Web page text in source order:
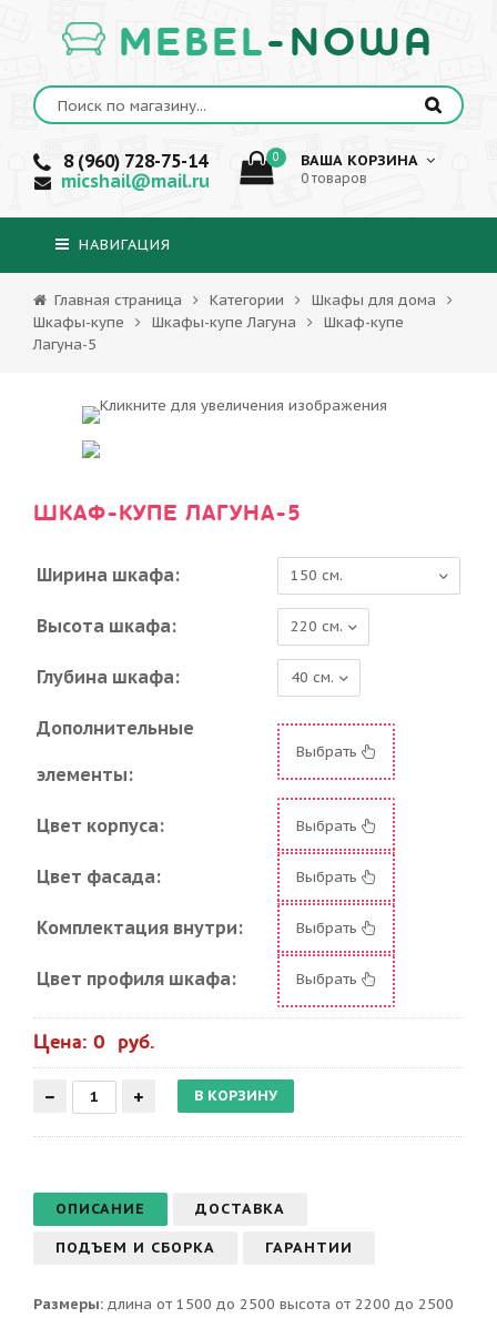
MEBEL-NOWA
8 (960) 728-75-14
micshail@mail.ru
0 ВАША КОРЗИНА
0 товаров
НАВИГАЦИЯ
Главная страница Категории
Шкафы для дома
Шкафы-купе
Шкафы-купе Лагуна
Шкаф-купе
Лагуна-5
ШКАФ-КУПЕ ЛАГУНА-5
Ширина шкафа:
Высота шкафа:
Глубина шкафа:
Дополнительные
элементы:
Выбрать
Цвет корпуса: Выбрать
Цвет фасада: Выбрать
Комплектация внутри: Выбрать
Цвет профиля шкафа: Выбрать
Цена: 0 руб.
ОПИСАНИЕ ДОСТАВКА
ПОДЪЕМ И СБОРКА ГАРАНТИИ
Размеры: длина от 1500 до 2500 высота от 2200 до 2500